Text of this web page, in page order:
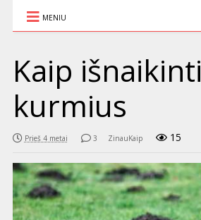
MENIU
Kaip išnaikinti
kurmius
Prieš 4 metai 3 ZinauKaip 15